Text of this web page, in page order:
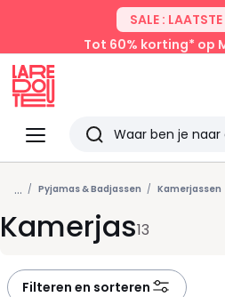
SALE :
Tot 60% korting* op
Menu
Redoute
Zoeken
Laatst
bekeken
... Pyjamas & Badjassen Kamerjassen
Kamerjas13
Filteren en sorteren